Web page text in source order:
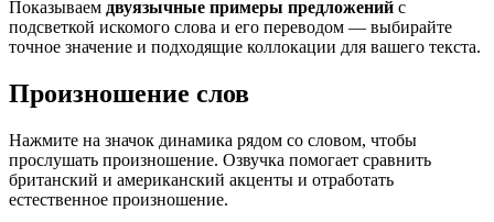
Показываем двуязычные примеры предложений с
подсветкой искомого слова и его переводом — выбирайте
точное значение и подходящие коллокации для вашего текста.
Произношение слов
Нажмите на значок динамика рядом со словом, чтобы
прослушать произношение. Озвучка помогает сравнить
британский и американский акценты и отработать
естественное произношение.